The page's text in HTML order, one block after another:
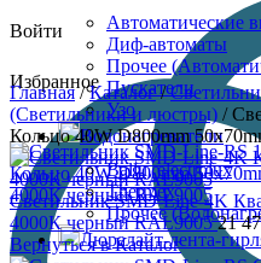
Войти
Избранное
Автоматические
Диф-автоматы
Прочее
Пускатели
Узо
Водонагреватели
Ballu, electrolux
Thermex
Прочее
Дюралайт-лента-
Главная/Каталог/
(Светильники и люстры) /
Кольцо 40W D800mm
Светильник SMD-Line-4K
4000К черный RAL900521
Вернуться в Каталог